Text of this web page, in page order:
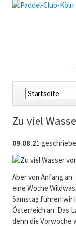
Navigation
überspringen
Zu viel
09.08.21
Aber von Anfang
eine Woche
Samstag fuhren wir
Österreich an. Das
denn die Vorwoche